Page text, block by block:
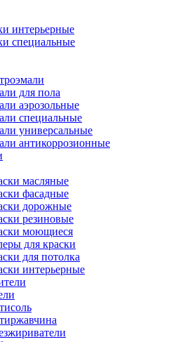
интерьерные
специальные
для пола
аэрозольные
специальные
универсальные
антикоррозионные
масляные
фасадные
дорожные
резиновые
моющиеся
для краски
для потолка
интерьерные